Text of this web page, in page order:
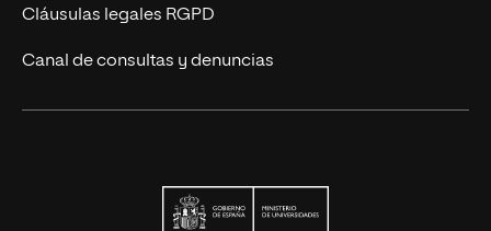
Cláusulas legales RGPD
Canal de consultas y denuncias